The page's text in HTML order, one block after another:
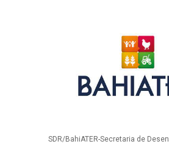
SDR/BahiATER-Secretaria de